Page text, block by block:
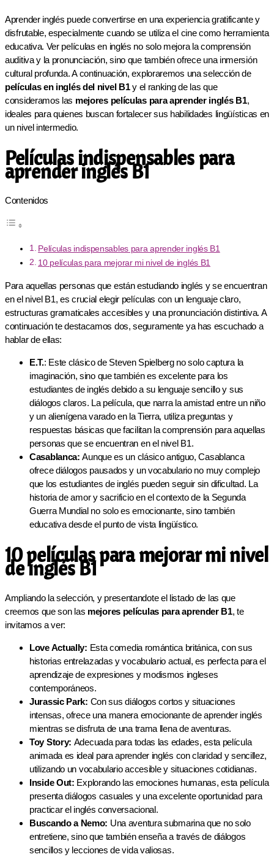
Aprender inglés puede convertirse en una experiencia gratificante y
disfrutable, especialmente cuando se utiliza el cine como herramienta
educativa. Ver películas en inglés no solo mejora la comprensión
auditiva y la pronunciación, sino que también ofrece una inmersión
cultural profunda. A continuación, exploraremos una selección de
películas en inglés del nivel B1y el ranking de las que
consideramos las mejores películas para aprender inglés B1,
ideales para quienes buscan fortalecer sus habilidades lingüísticas en
un nivel intermedio.
Películas indispensables para
aprender inglés B1
Contenidos
Películas indispensables para aprender inglés B1
10 películas para mejorar mi nivel de inglés B1
Para aquellas personas que están estudiando inglés y se encuentran
en el nivel B1, es crucial elegir películas con un lenguaje claro,
estructuras gramaticales accesibles y una pronunciación distintiva. A
continuación te destacamos dos, seguramente ya has escuchado a
hablar de ellas:
E.T.: Este clásico de Steven Spielberg no solo captura la
imaginación, sino que también es excelente para los
estudiantes de inglés debido a su lenguaje sencillo y sus
diálogos claros. La película, que narra la amistad entre un niño
y un alienígena varado en la Tierra, utiliza preguntas y
respuestas básicas que facilitan la comprensión para aquellas
personas que se encuentran en el nivel B1.
Casablanca:Aunque es un clásico antiguo, Casablanca
ofrece diálogos pausados y un vocabulario no muy complejo
que los estudiantes de inglés pueden seguir sin dificultad. La
historia de amor y sacrificio en el contexto de la Segunda
Guerra Mundial no solo es emocionante, sino también
educativa desde el punto de vista lingüístico.
10 películas para mejorar mi nivel
de inglés B1
Ampliando la selección, y presentandote el listado de las que
creemos que son las mejores películas para aprender B1, te
invitamos a ver:
Love Actually: Esta comedia romántica británica, con sus
historias entrelazadas y vocabulario actual, es perfecta para el
aprendizaje de expresiones y modismos ingleses
contemporáneos.
Jurassic Park: Con sus diálogos cortos y situaciones
intensas, ofrece una manera emocionante de aprender inglés
mientras se disfruta de una trama llena de aventuras.
Toy Story: Adecuada para todas las edades, esta película
animada es ideal para aprender inglés con claridad y sencillez,
utilizando un vocabulario accesible y situaciones cotidianas.
Inside Out: Explorando las emociones humanas, esta película
presenta diálogos casuales y una excelente oportunidad para
practicar el inglés conversacional.
Buscando a Nemo: Una aventura submarina que no solo
entretiene, sino que también enseña a través de diálogos
sencillos y lecciones de vida valiosas.